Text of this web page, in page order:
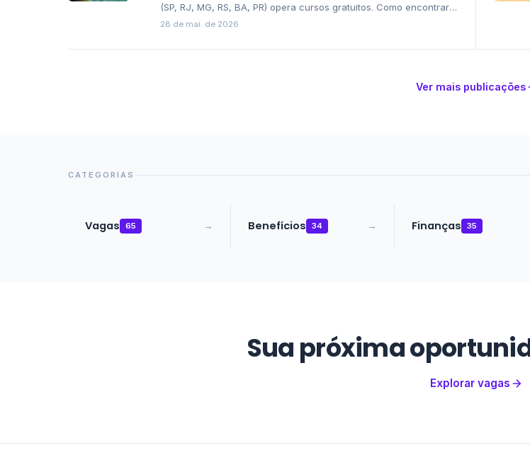
(SP, RJ, MG, RS, BA, PR) opera cursos gratuitos. Como encontrar a
oferta local e se inscrever.
28 de mai. de 2026
Ver mais publicações
CATEGORIAS
Vagas 65 → Benefícios 34 → Finanças 35
Sua próxima
Explorar vagas